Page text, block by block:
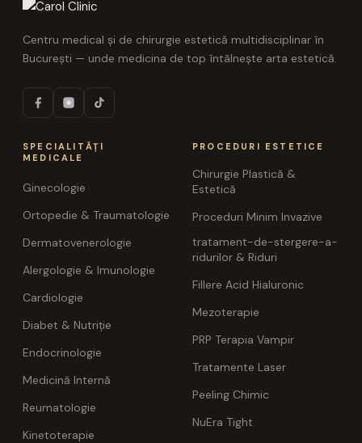
Centru medical și de chirurgie estetică multidisciplinar în
București — unde medicina de top întâlnește arta estetică.
SPECIALITĂȚI
MEDICALE
Ginecologie
Ortopedie & Traumatologie
Dermatovenerologie
Alergologie & Imunologie
Cardiologie
Diabet & Nutriție
Endocrinologie
Medicină Internă
Reumatologie
Kinetoterapie
PROCEDURI ESTETICE
Chirurgie Plastică &
Estetică
Proceduri Minim Invazive
tratament-de-stergere-a-
ridurilor & Riduri
Fillere Acid Hialuronic
Mezoterapie
PRP Terapia Vampir
Tratamente Laser
Peeling Chimic
NuEra Tight